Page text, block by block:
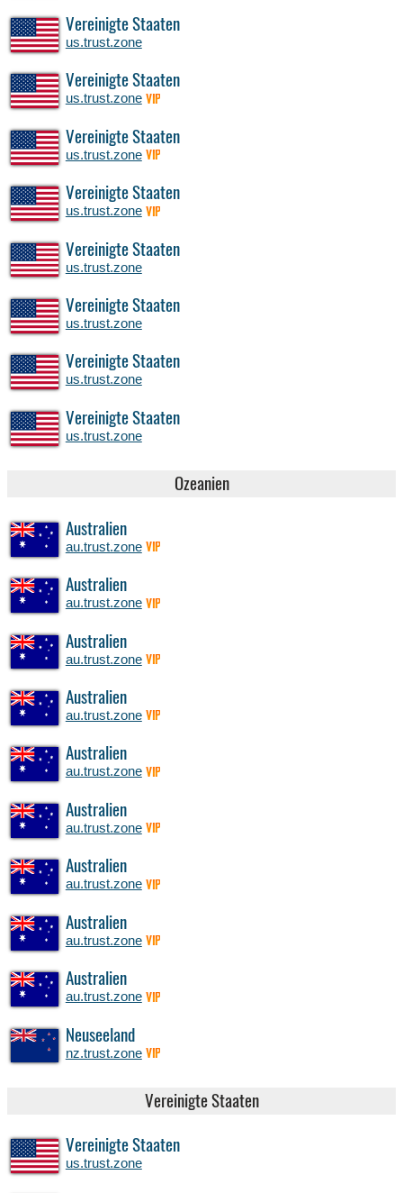
Vereinigte Staaten
us.trust.zone
Vereinigte Staaten
us.trust.zone VIP
Vereinigte Staaten
us.trust.zone VIP
Vereinigte Staaten
us.trust.zone VIP
Vereinigte Staaten
us.trust.zone
Vereinigte Staaten
us.trust.zone
Vereinigte Staaten
us.trust.zone
Vereinigte Staaten
us.trust.zone
Ozeanien
Australien
au.trust.zone VIP
Australien
au.trust.zone VIP
Australien
au.trust.zone VIP
Australien
au.trust.zone VIP
Australien
au.trust.zone VIP
Australien
au.trust.zone VIP
Australien
au.trust.zone VIP
Australien
au.trust.zone VIP
Australien
au.trust.zone VIP
Neuseeland
nz.trust.zone VIP
Vereinigte Staaten
Vereinigte Staaten
us.trust.zone